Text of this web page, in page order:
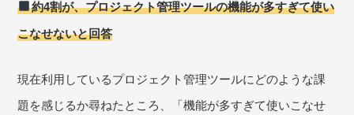
約4割が、プロジェクト管理ツールの機能が多すぎて使い
こなせないと回答
現在利用しているプロジェクト管理ツールにどのような課
題を感じるか尋ねたところ、「機能が多すぎて使いこなせ